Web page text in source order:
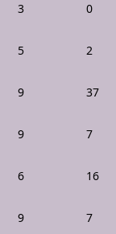
3 0
5 2
9 37
9 7
6 16
9 7